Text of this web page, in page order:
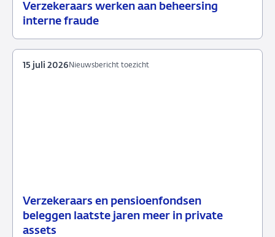
Verzekeraars werken aan beheersing
interne fraude
24
Nieuwsbericht
Verzekeraars en pensioenfondsen
beleggen laatste jaren meer in private
assets
15
juli
Nieuwsbericht
toezicht
Nieuwsbericht toezicht
15 juli 2026